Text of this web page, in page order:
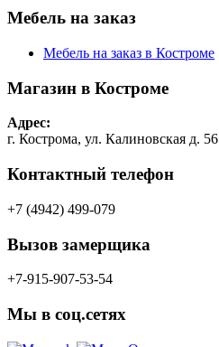
Мебель на заказ
Мебель на заказ в Костроме
Магазин в Костроме
Адрес:
г. Кострома, ул. Калиновская д. 56
Контактный телефон
+7 (4942) 499-079
Вызов замерщика
+7-915-907-53-54
Мы в соц.сетях